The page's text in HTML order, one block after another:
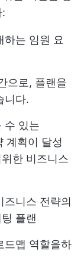
하는 임원 요
으로, 플랜을
니다.
수 있는
계획이 달성
한 비즈니스
즈니스 전략의
플랜
드맵 역할을하